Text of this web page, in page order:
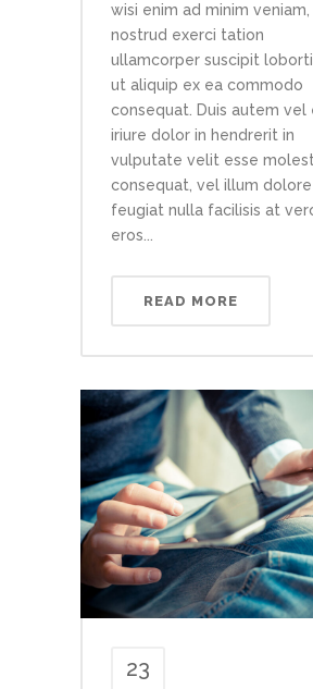
wisi enim ad minim veniam,
nostrud exerci tation
ullamcorper suscipit
ut aliquip ex ea commodo
consequat. Duis autem vel
iriure dolor in hendrerit in
vulputate velit esse
consequat, vel illum
feugiat nulla facilisis at
eros...
READ MORE
23